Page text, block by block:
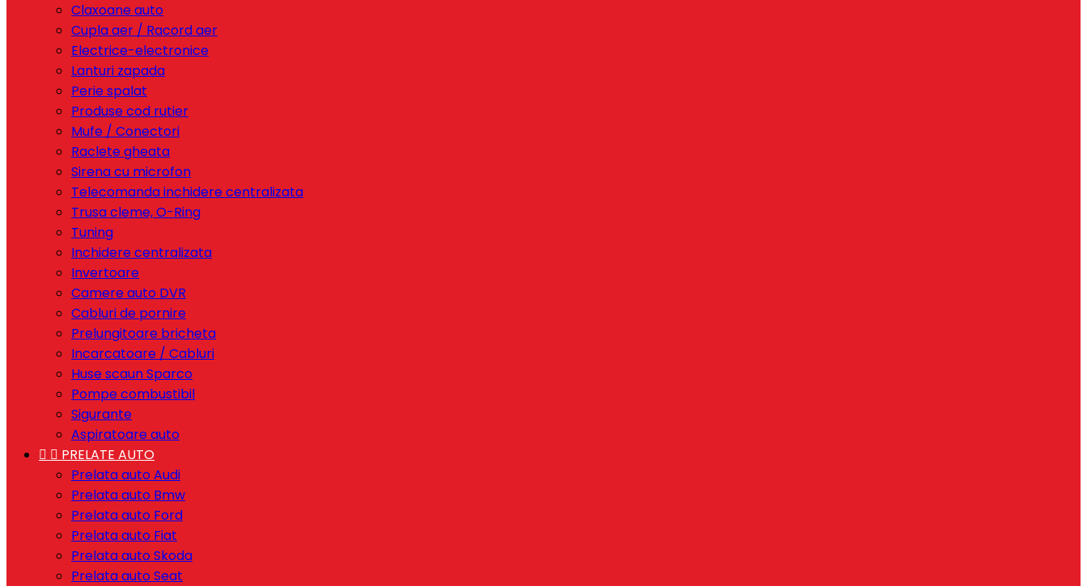
Claxoane auto
Cupla aer / Racord aer
Electrice-electronice
Lanturi zapada
Perie spalat
Produse cod rutier
Mufe / Conectori
Raclete gheata
Sirena cu microfon
Telecomanda inchidere centralizata
Trusa cleme, O-Ring
Tuning
Inchidere centralizata
Invertoare
Camere auto DVR
Cabluri de pornire
Prelungitoare bricheta
Incarcatoare / Cabluri
Huse scaun Sparco
Pompe combustibil
Sigurante
Aspiratoare auto
  PRELATE AUTO
Prelata auto Audi
Prelata auto Bmw
Prelata auto Ford
Prelata auto Fiat
Prelata auto Skoda
Prelata auto Seat